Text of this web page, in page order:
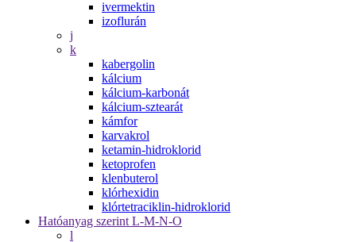
ivermektin
izoflurán
j
k
kabergolin
kálcium
kálcium-karbonát
kálcium-sztearát
kámfor
karvakrol
ketamin-hidroklorid
ketoprofen
klenbuterol
klórhexidin
klórtetraciklin-hidroklorid
Hatóanyag szerint L-M-N-O
l